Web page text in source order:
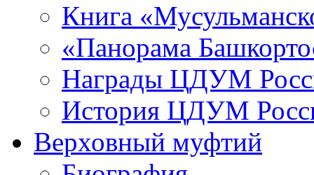
Книга
«Панорама
Награды ЦДУМ
История ЦДУМ
Верховный муфтий